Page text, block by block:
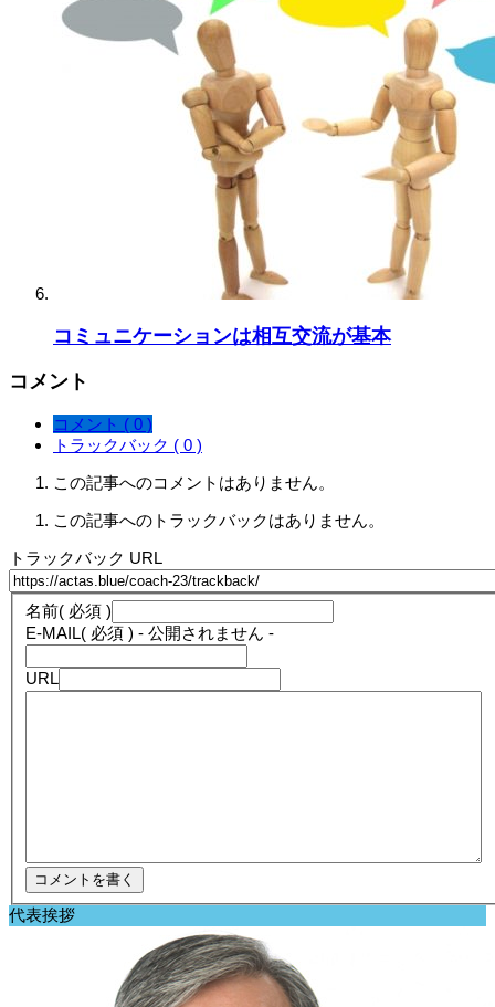
コミュニケーションは相互交流が基本
コメント
コメント ( 0 )
トラックバック ( 0 )
この記事へのコメントはありません。
この記事へのトラックバックはありません。
トラックバック URL
名前( 必須 )
E-MAIL( 必須 ) - 公開されません -
URL
代表挨拶